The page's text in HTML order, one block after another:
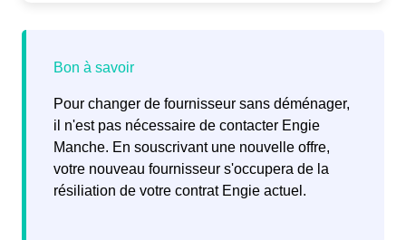
Pour changer de fournisseur sans déménager,
il n'est pas nécessaire de contacter Engie
Manche. En souscrivant une nouvelle offre,
votre nouveau fournisseur s'occupera de la
résiliation de votre contrat Engie actuel.